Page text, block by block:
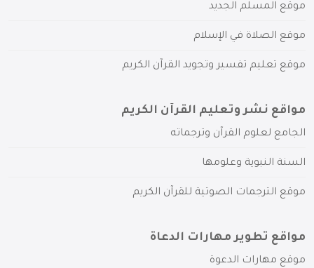
موقع المسلم الجديد
موقع الصلاة في الإسلام
موقع تعليم تفسير وتجويد القرآن الكريم
مواقع نشر وتعليم القرآن الكريم
الجامع لعلوم القرآن وترجماته
السنة النبوية وعلومها
موقع الترجمات الصوتية للقرآن الكريم
مواقع تطوير مهارات الدعاة
موقع مهارات الدعوة